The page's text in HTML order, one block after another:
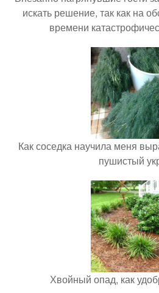
искать решение, так как на
времени
Как соседка научила меня
пушистый
Хвойный опад, как